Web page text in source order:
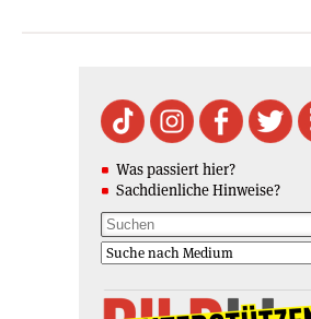
Was passiert hier?
Sachdienliche Hinweise?